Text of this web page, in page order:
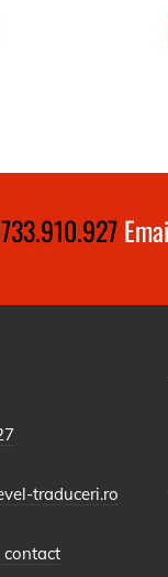
traduceri.ro
contact